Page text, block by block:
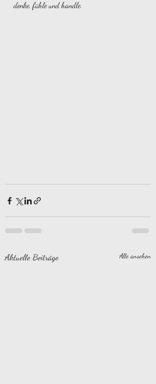
denke, fühle und handle.
Aktuelle Beiträge Alle ansehen